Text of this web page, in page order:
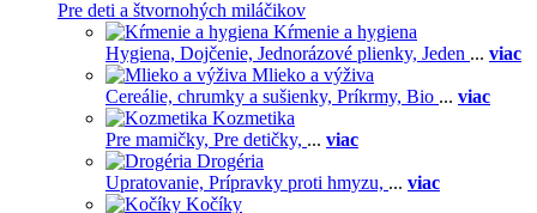
Pre deti a štvornohých miláčikov
Kŕmenie a hygiena
Hygiena, Dojčenie, Jednorázové plienky, Jeden ... viac
Mlieko a výživa
Cereálie, chrumky a sušienky, Príkrmy, Bio ... viac
Kozmetika
Pre mamičky, Pre detičky, ... viac
Drogéria
Upratovanie, Prípravky proti hmyzu, ... viac
Kočíky